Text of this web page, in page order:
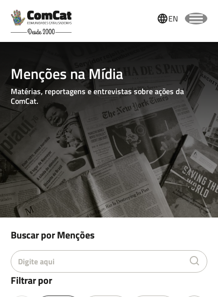
EN
Menções na Mídia
Matérias, reportagens e entrevistas sobre ações da
ComCat.
Filtrar por
Buscar por Menções